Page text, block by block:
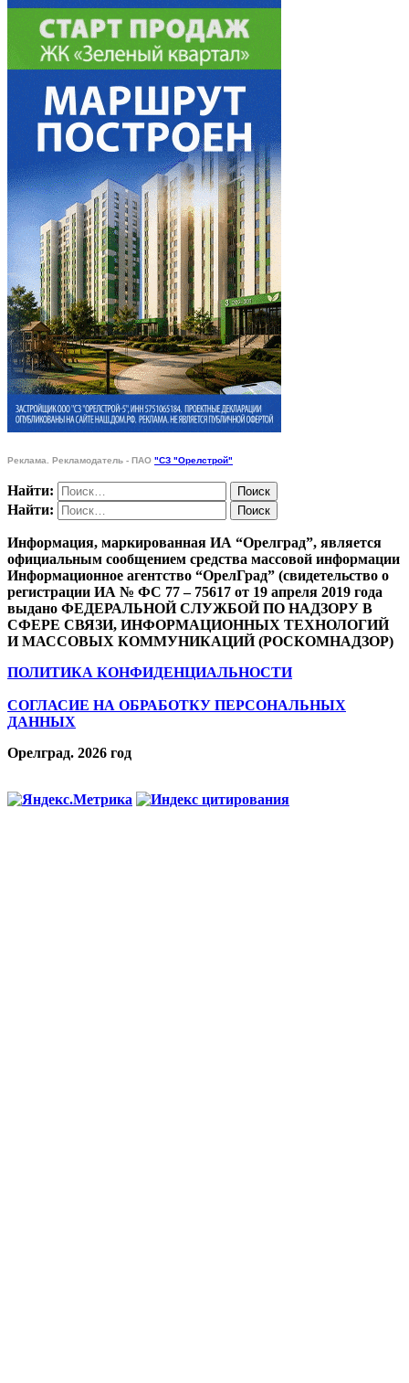
Реклама. Рекламодатель - ПАО "СЗ "Орелстрой"
Найти:
Найти:
Информация, маркированная ИА “Орелград”, является
официальным сообщением средства массовой информации
Информационное агентство “ОрелГрад” (свидетельство о
регистрации ИА № ФС 77 – 75617 от 19 апреля 2019 года
выдано ФЕДЕРАЛЬНОЙ СЛУЖБОЙ ПО НАДЗОРУ В
СФЕРЕ СВЯЗИ, ИНФОРМАЦИОННЫХ ТЕХНОЛОГИЙ
И МАССОВЫХ КОММУНИКАЦИЙ (РОСКОМНАДЗОР)
ПОЛИТИКА КОНФИДЕНЦИАЛЬНОСТИ
СОГЛАСИЕ НА ОБРАБОТКУ ПЕРСОНАЛЬНЫХ
ДАННЫХ
Орелград. 2026 год